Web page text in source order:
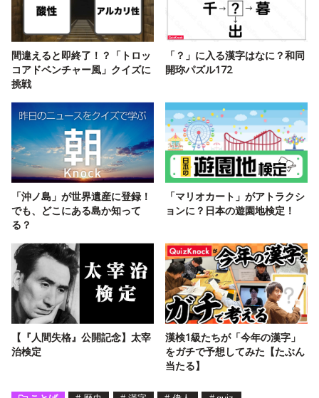
間違えると即終了！？「トロッ
コアドベンチャー風」クイズに
挑戦
「？」に入る漢字はなに？和同
開珎パズル172
「沖ノ島」が世界遺産に登録！
でも、どこにある島か知って
る？
「マリオカート」がアトラクシ
ョンに？日本の遊園地検定！
【『人間失格』公開記念】太宰
治検定
漢検1級たちが「今年の漢字」
をガチで予想してみた【たぶん
当たる】